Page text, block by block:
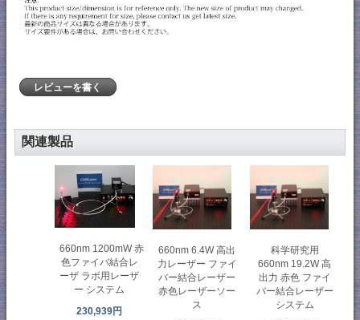
レビューを書く
関連製品
660nm 1200mW 赤
色ファイバ結合レ
ーザ ラボ用レーザ
ー システム
230,939円
660nm 6.4W 高出
力レーザー ファイ
バー結合レーザー
赤色レーザーソー
ス
科学研究用
660nm 19.2W 高
出力 赤色 ファイ
バー結合レーザー
システム